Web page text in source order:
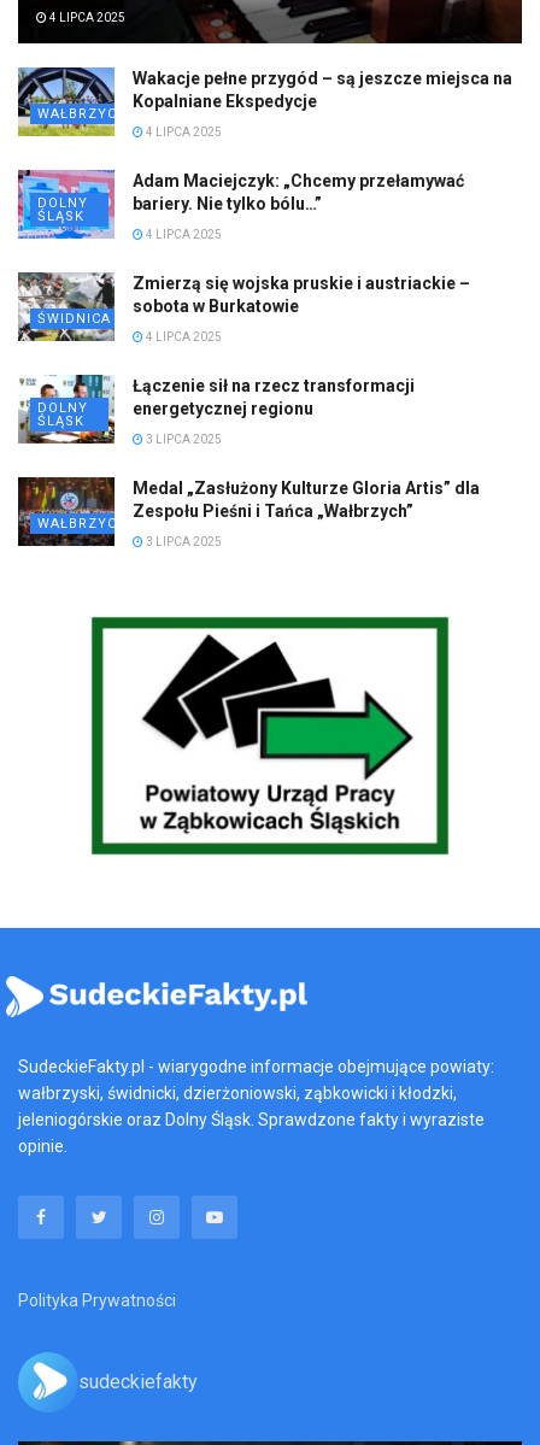
4 LIPCA 2025
WAŁBRZYCH
Wakacje pełne przygód – są jeszcze miejsca na
Kopalniane Ekspedycje
4 LIPCA 2025
DOLNY
ŚLĄSK
Adam Maciejczyk: „Chcemy przełamywać
bariery. Nie tylko bólu…”
4 LIPCA 2025
ŚWIDNICA
Zmierzą się wojska pruskie i austriackie –
sobota w Burkatowie
4 LIPCA 2025
DOLNY
ŚLĄSK
Łączenie sił na rzecz transformacji
energetycznej regionu
3 LIPCA 2025
WAŁBRZYCH
Medal „Zasłużony Kulturze Gloria Artis” dla
Zespołu Pieśni i Tańca „Wałbrzych”
3 LIPCA 2025
SudeckieFakty.pl - wiarygodne informacje obejmujące powiaty:
wałbrzyski, świdnicki, dzierżoniowski, ząbkowicki i kłodzki,
jeleniogórskie oraz Dolny Śląsk. Sprawdzone fakty i wyraziste
opinie.
Polityka Prywatności
sudeckiefakty